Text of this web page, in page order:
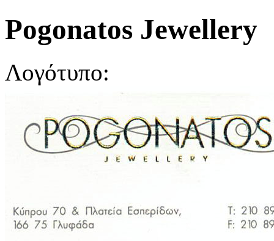
Pogonatos Jewellery
Λογότυπο: